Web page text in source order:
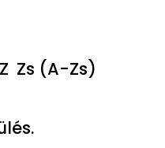
Z Zs (A-Zs)